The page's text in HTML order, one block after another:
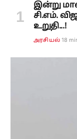
இன்று
சி.எம்.
உறுதி...!
அரசியல் 18